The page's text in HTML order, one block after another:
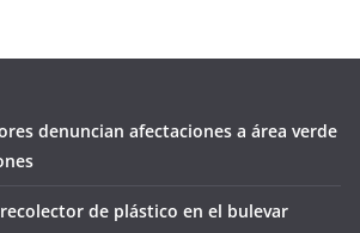
denuncian afectaciones a área verde
de plástico en el bulevar